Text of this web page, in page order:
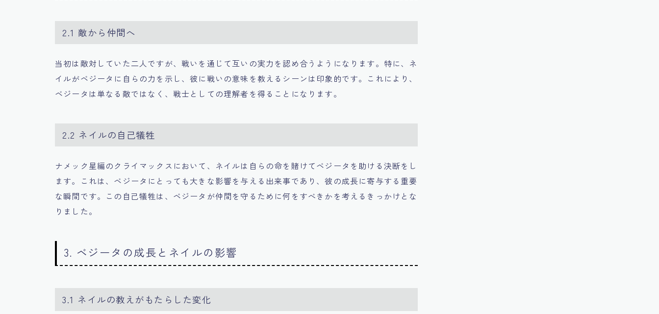
2.1 敵から仲間へ
当初は敵対していた二人ですが、戦いを通じて互いの実力を認め合うようになります。特に、ネ
イルがベジータに自らの力を示し、彼に戦いの意味を教えるシーンは印象的です。これにより、
ベジータは単なる敵ではなく、戦士としての理解者を得ることになります。
2.2 ネイルの自己犠牲
ナメック星編のクライマックスにおいて、ネイルは自らの命を賭けてベジータを助ける決断をし
ます。これは、ベジータにとっても大きな影響を与える出来事であり、彼の成長に寄与する重要
な瞬間です。この自己犠牲は、ベジータが仲間を守るために何をすべきかを考えるきっかけとな
りました。
3. ベジータの成長とネイルの影響
3.1 ネイルの教えがもたらした変化